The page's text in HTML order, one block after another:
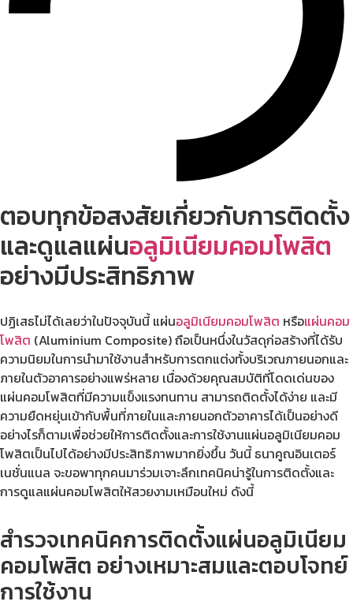
ตอบทุกข้อสงสัยเกี่ยวกับการติดตั้ง
และดูแลแผ่นอลูมิเนียมคอมโพสิต
อย่างมีประสิทธิภาพ
ปฏิเสธไม่ได้เลยว่าในปัจจุบันนี้ แผ่นอลูมิเนียมคอมโพสิต หรือแผ่นคอม
โพสิต (Aluminium Composite) ถือเป็นหนึ่งในวัสดุก่อสร้างที่ได้รับ
ความนิยมในการนำมาใช้งานสำหรับการตกแต่งทั้งบริเวณภายนอกและ
ภายในตัวอาคารอย่างแพร่หลาย เนื่องด้วยคุณสมบัติที่โดดเด่นของ
แผ่นคอมโพสิตที่มีความแข็งแรงทนทาน สามารถติดตั้งได้ง่าย และมี
ความยืดหยุ่นเข้ากับพื้นที่ภายในและภายนอกตัวอาคารได้เป็นอย่างดี
อย่างไรก็ตามเพื่อช่วยให้การติดตั้งและการใช้งานแผ่นอลูมิเนียมคอม
โพสิตเป็นไปได้อย่างมีประสิทธิภาพมากยิ่งขึ้น วันนี้ ธนาคูณอินเตอร์
เนชั่นแนล จะขอพาทุกคนมาร่วมเจาะลึกเทคนิคน่ารู้ในการติดตั้งและ
การดูแลแผ่นคอมโพสิตให้สวยงามเหมือนใหม่ ดังนี้
สำรวจเทคนิคการติดตั้งแผ่นอลูมิเนียม
คอมโพสิต อย่างเหมาะสมและตอบโจทย์
การใช้งาน